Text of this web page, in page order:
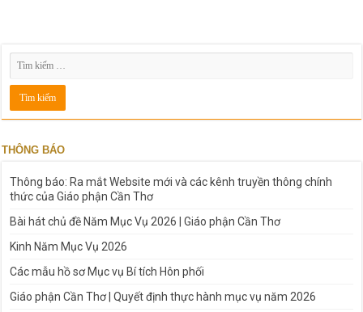
THÔNG BÁO
Thông báo: Ra mắt Website mới và các kênh truyền thông chính
thức của Giáo phận Cần Thơ
Bài hát chủ đề Năm Mục Vụ 2026 | Giáo phận Cần Thơ
Kinh Năm Mục Vụ 2026
Các mẫu hồ sơ Mục vụ Bí tích Hôn phối
Giáo phận Cần Thơ | Quyết định thực hành mục vụ năm 2026